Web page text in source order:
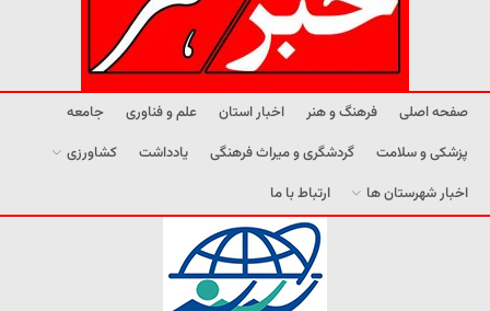
صفحه اصلی فرهنگ و هنر اخبار استان علم و فناوری
جامعه
پزشکی و سلامت
گردشگری و میراث فرهنگی یادداشت
کشاورزی
اخبار شهرستان ها
ارتباط با ما